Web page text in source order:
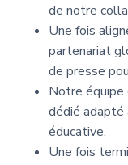
de notre
Une fois
partenariat
de presse
Notre
dédié adapté
éducative.
Une fois